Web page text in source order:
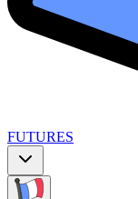
FUTURES